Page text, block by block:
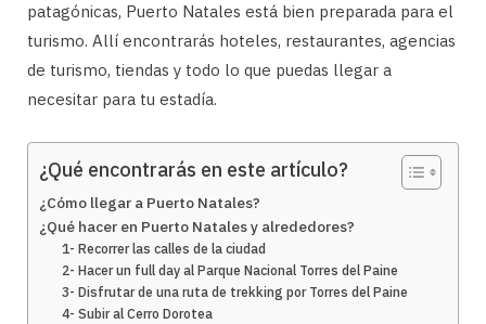
patagónicas, Puerto Natales está bien preparada para el
turismo. Allí encontrarás hoteles, restaurantes, agencias
de turismo, tiendas y todo lo que puedas llegar a
necesitar para tu estadía.
¿Qué encontrarás en este artículo?
¿Cómo llegar a Puerto Natales?
¿Qué hacer en Puerto Natales y alrededores?
1- Recorrer las calles de la ciudad
2- Hacer un full day al Parque Nacional Torres del Paine
3- Disfrutar de una ruta de trekking por Torres del Paine
4- Subir al Cerro Dorotea